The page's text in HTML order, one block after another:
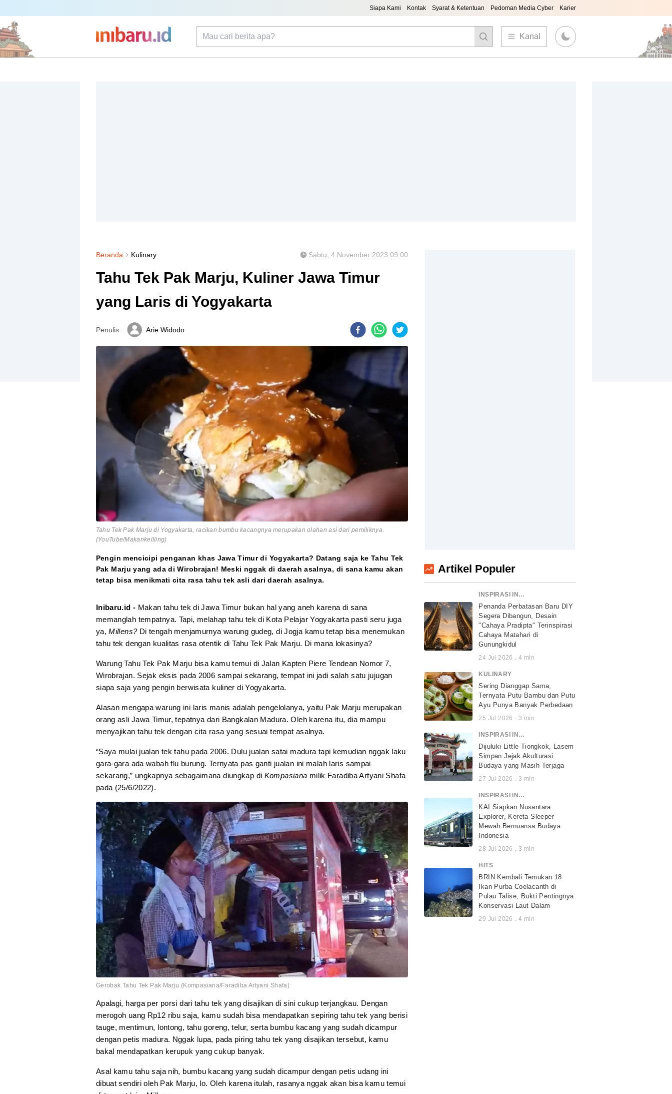
Siapa Kami Kontak Syarat & Ketentuan Pedoman Media Cyber Karier
Kanal
Beranda Kulinary Sabtu, 4 November 2023 09:00
Tahu Tek Pak Marju, Kuliner Jawa Timur
yang Laris di Yogyakarta
Penulis: Arie Widodo
Tahu Tek Pak Marju di Yogyakarta, racikan bumbu kacangnya merupakan olahan asi dari pemiliknya.
(YouTube/Makankeliling)
Pengin mencicipi penganan khas Jawa Timur di Yogyakarta? Datang saja ke Tahu Tek
Pak Marju yang ada di Wirobrajan! Meski nggak di daerah asalnya, di sana kamu akan
tetap bisa menikmati cita rasa tahu tek asli dari daerah asalnya.
Inibaru.id - Makan tahu tek di Jawa Timur bukan hal yang aneh karena di sana
memanglah tempatnya. Tapi, melahap tahu tek di Kota Pelajar Yogyakarta pasti seru juga
ya,Millens?Di tengah menjamurnya warung gudeg, di Jogja kamu tetap bisa menemukan
tahu tek dengan kualitas rasa otentik di Tahu Tek Pak Marju. Di mana lokasinya?
Warung Tahu Tek Pak Marju bisa kamu temui di Jalan Kapten Piere Tendean Nomor 7,
Wirobrajan. Sejak eksis pada 2006 sampai sekarang, tempat ini jadi salah satu jujugan
siapa saja yang pengin berwisata kuliner di Yogyakarta.
Alasan mengapa warung ini laris manis adalah pengelolanya, yaitu Pak Marju merupakan
orang asli Jawa Timur, tepatnya dari Bangkalan Madura. Oleh karena itu, dia mampu
menyajikan tahu tek dengan cita rasa yang sesuai tempat asalnya.
“Saya mulai jualan tek tahu pada 2006. Dulu jualan satai madura tapi kemudian nggak laku
gara-gara ada wabah flu burung. Ternyata pas ganti jualan ini malah laris sampai
sekarang,” ungkapnya sebagaimana diungkap di Kompasiana milik Faradiba Artyani Shafa
pada (25/6/2022).
Gerobak Tahu Tek Pak Marju (Kompasiana/Faradiba Artyani Shafa)
Apalagi, harga per porsi dari tahu tek yang disajikan di sini cukup terjangkau. Dengan
merogoh uang Rp12 ribu saja, kamu sudah bisa mendapatkan sepiring tahu tek yang berisi
tauge, mentimun, lontong, tahu goreng, telur, serta bumbu kacang yang sudah dicampur
dengan petis madura. Nggak lupa, pada piring tahu tek yang disajikan tersebut, kamu
bakal mendapatkan kerupuk yang cukup banyak.
Asal kamu tahu saja nih, bumbu kacang yang sudah dicampur dengan petis udang ini
dibuat sendiri oleh Pak Marju, lo. Oleh karena itulah, rasanya nggak akan bisa kamu temui
Artikel Populer
INSPIRASI INDONESIA
Penanda Perbatasan Baru DIY
Segera Dibangun, Desain
"Cahaya Pradipta" Terinspirasi
Cahaya Matahari di
Gunungkidul
24 Jul 2026 . 4 min
KULINARY
Sering Dianggap Sama,
Ternyata Putu Bambu dan Putu
Ayu Punya Banyak Perbedaan
25 Jul 2026 . 3 min
INSPIRASI INDONESIA
Dijuluki Little Tiongkok, Lasem
Simpan Jejak Akulturasi
Budaya yang Masih Terjaga
27 Jul 2026 . 3 min
INSPIRASI INDONESIA
KAI Siapkan Nusantara
Explorer, Kereta Sleeper
Mewah Bernuansa Budaya
Indonesia
28 Jul 2026 . 3 min
HITS
BRIN Kembali Temukan 18
Ikan Purba Coelacanth di
Pulau Talise, Bukti Pentingnya
Konservasi Laut Dalam
29 Jul 2026 . 4 min